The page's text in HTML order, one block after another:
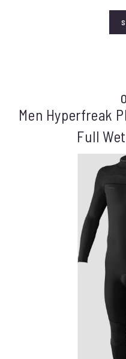
Men Hyperfreak
Full